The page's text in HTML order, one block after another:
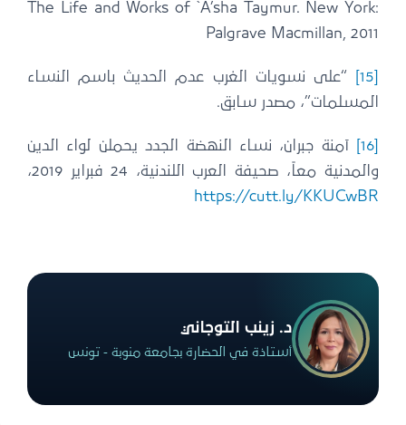
The Life and Works of `A’sha Taymur. New York:
Palgrave Macmillan, 2011
“على نسويات الغرب عدم الحديث باسم النساء
المسلمات”، مصدر سابق.
آمنة جبران، نساء النهضة الجدد يحملن لواء الدين
والمدنية معاً، صحيفة العرب اللندنية، 24 فبراير 2019،
https://cutt.ly/KKUCwBR
د. زينب التوجاني
أستاذة في الحضارة بجامعة منوبة - تونس